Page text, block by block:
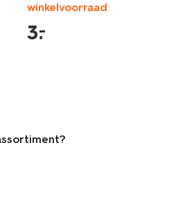
winkelvoorraad
3.
–